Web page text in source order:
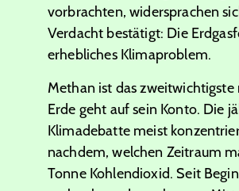
vorbrachten, widersprachen
Verdacht bestätigt: Die
erhebliches Klimaproblem.
Methan ist das
Erde geht auf sein Konto. Die
Klimadebatte meist
nachdem, welchen Zeitraum
Tonne Kohlendioxid. Seit